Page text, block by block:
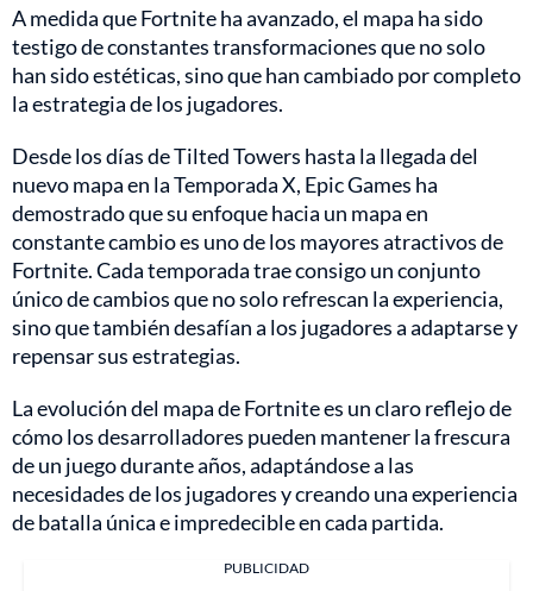
A medida que Fortnite ha avanzado, el mapa ha sido
testigo de constantes transformaciones que no solo
han sido estéticas, sino que han cambiado por completo
la estrategia de los jugadores.
Desde los días de Tilted Towers hasta la llegada del
nuevo mapa en la Temporada X, Epic Games ha
demostrado que su enfoque hacia un mapa en
constante cambio es uno de los mayores atractivos de
Fortnite. Cada temporada trae consigo un conjunto
único de cambios que no solo refrescan la experiencia,
sino que también desafían a los jugadores a adaptarse y
repensar sus estrategias.
La evolución del mapa de Fortnite es un claro reflejo de
cómo los desarrolladores pueden mantener la frescura
de un juego durante años, adaptándose a las
necesidades de los jugadores y creando una experiencia
de batalla única e impredecible en cada partida.
PUBLICIDAD